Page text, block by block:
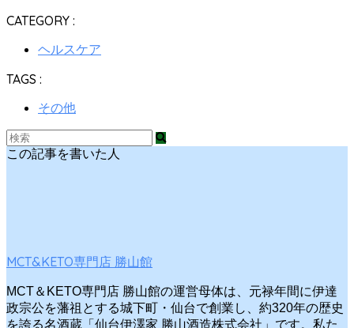
CATEGORY :
ヘルスケア
TAGS :
その他
この記事を書いた人
MCT&KETO専門店 勝山館
MCT＆KETO専門店 勝山館の運営母体は、元禄年間に伊達
政宗公を藩祖とする城下町・仙台で創業し、約320年の歴史
を誇る名酒蔵「仙台伊澤家 勝山酒造株式会社」です。私た